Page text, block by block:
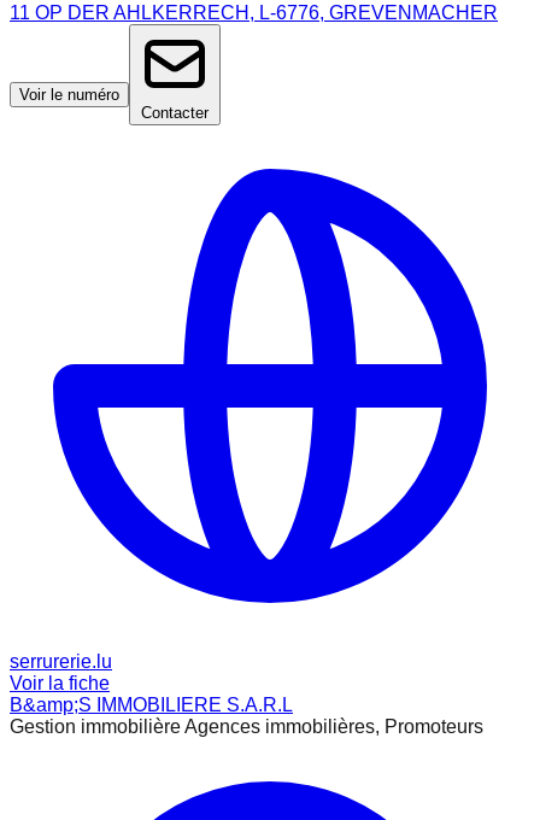
11 OP DER AHLKERRECH, L-6776, GREVENMACHER
Voir le numéro
Contacter
serrurerie.lu
Voir la fiche
B&amp;S IMMOBILIERE S.A.R.L
Gestion immobilière Agences immobilières, Promoteurs